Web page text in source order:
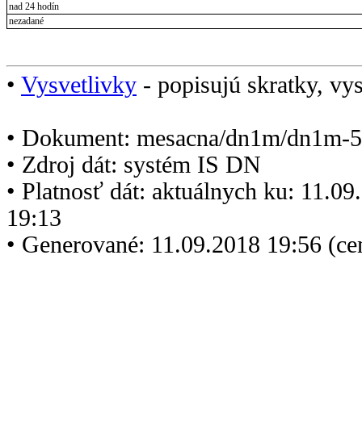
nad 24 hodín
nezadané
• Vysvetlivky - popisujú skratky,
• Dokument: mesacna/dn1m/dn1m-
• Zdroj dát: systém IS DN
• Platnosť dát: aktuálnych ku:
19:13
• Generované: 11.09.2018 19:56